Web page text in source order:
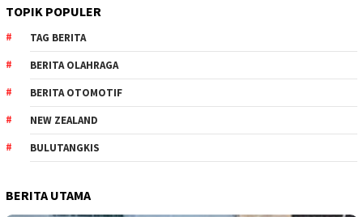
TOPIK POPULER
TAG BERITA
BERITA OLAHRAGA
BERITA OTOMOTIF
NEW ZEALAND
BULUTANGKIS
BERITA UTAMA